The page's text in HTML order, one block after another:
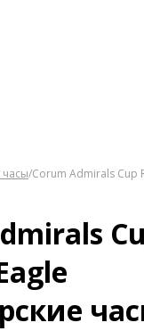
/Corum Admirals Cup